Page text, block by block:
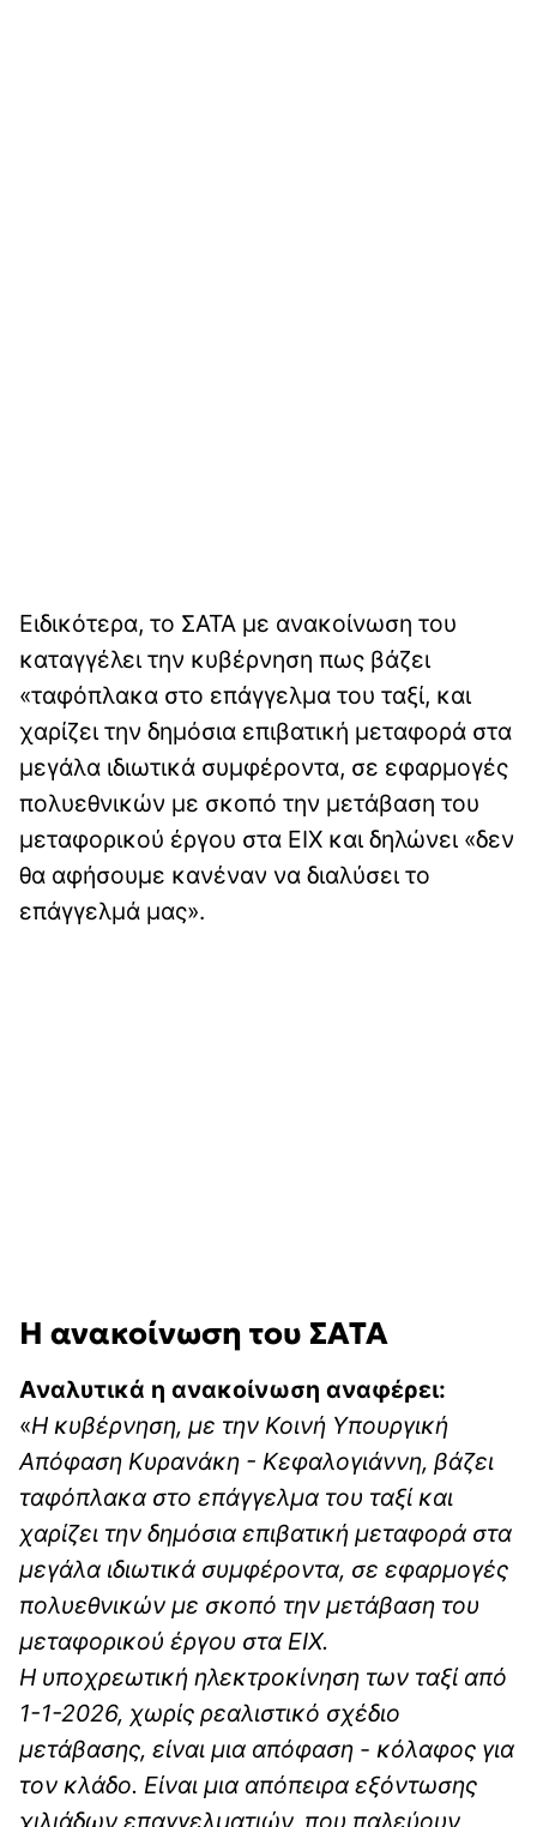
Ειδικότερα, το ΣΑΤΑ με ανακοίνωση του
καταγγέλει την κυβέρνηση πως βάζει
«ταφόπλακα στο επάγγελμα του ταξί, και
χαρίζει την δημόσια επιβατική μεταφορά στα
μεγάλα ιδιωτικά συμφέροντα, σε εφαρμογές
πολυεθνικών με σκοπό την μετάβαση του
μεταφορικού έργου στα ΕΙΧ και δηλώνει «δεν
θα αφήσουμε κανέναν να διαλύσει το
επάγγελμά μας».
Η ανακοίνωση του ΣΑΤΑ
Αναλυτικά η ανακοίνωση αναφέρει:
«Η κυβέρνηση, με την Κοινή Υπουργική
Απόφαση Κυρανάκη - Κεφαλογιάννη, βάζει
ταφόπλακα στο επάγγελμα του ταξί και
χαρίζει την δημόσια επιβατική μεταφορά στα
μεγάλα ιδιωτικά συμφέροντα, σε εφαρμογές
πολυεθνικών με σκοπό την μετάβαση του
μεταφορικού έργου στα ΕΙΧ.
Η υποχρεωτική ηλεκτροκίνηση των ταξί από
1-1-2026, χωρίς ρεαλιστικό σχέδιο
μετάβασης, είναι μια απόφαση - κόλαφος για
τον κλάδο. Είναι μια απόπειρα εξόντωσης